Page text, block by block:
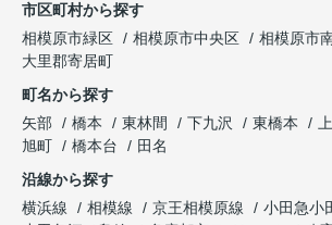
市区町村から探す
相模原市緑区
相模原市中央区 相模原市
大里郡寄居町
町名から探す
矢部
橋本 東林間 下九沢 東橋本
旭町
橋本台
田名
沿線から探す
横浜線
相模線 京王相模原線
小田急小